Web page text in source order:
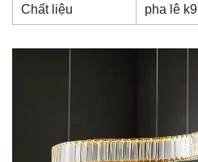
Chất liệu pha lê k9